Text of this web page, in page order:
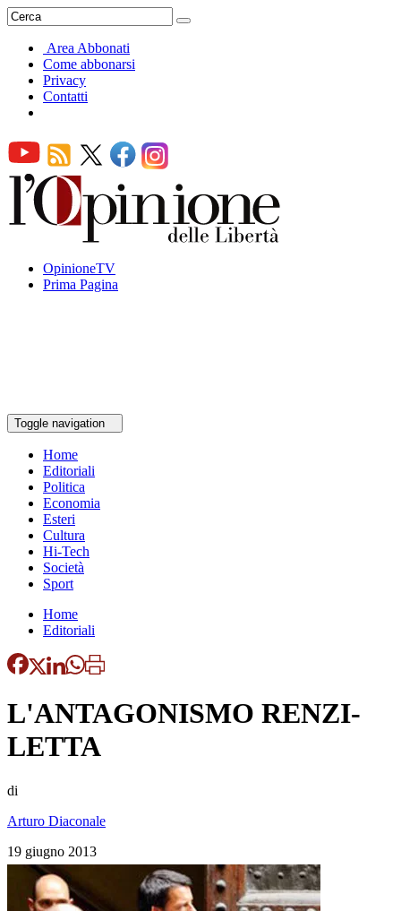
Area Abbonati
Come abbonarsi
Privacy
Contatti
OpinioneTV
Prima Pagina
Toggle navigation
Home
Editoriali
Politica
Economia
Esteri
Cultura
Hi-Tech
Società
Sport
Home
Editoriali
L'ANTAGONISMO RENZI-
LETTA
di
Arturo Diaconale
19 giugno 2013